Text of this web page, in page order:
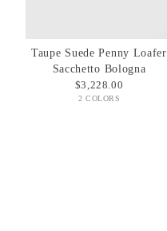
Taupe Suede Penny Loafer
Sacchetto Bologna
$3,228.00
2 COLORS